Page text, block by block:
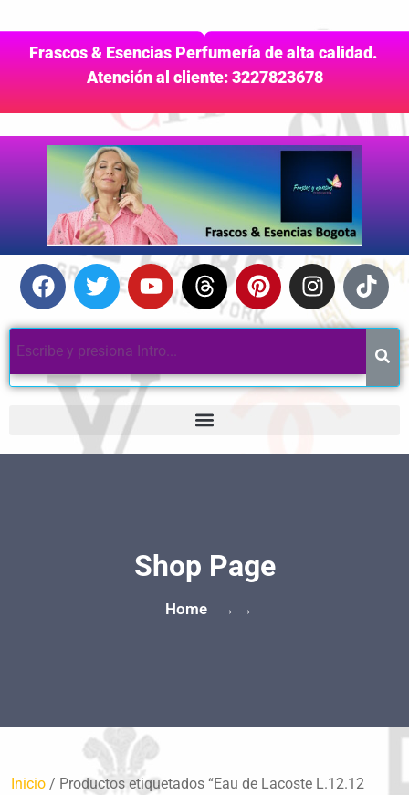
Frascos & Esencias Perfumería de alta calidad.
Atención al cliente: 3227823678
Shop Page
Home → →
Inicio / Productos etiquetados “Eau de Lacoste L.12.12